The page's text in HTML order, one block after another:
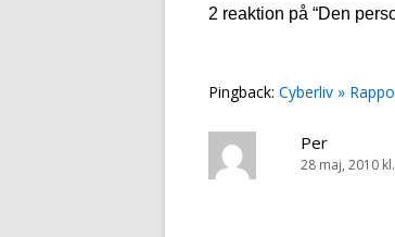
2 reaktion på “Den
Pingback: Cyberliv »
Per
28 maj, 2010